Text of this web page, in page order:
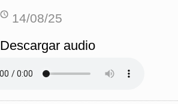
14/08/25
Descargar audio